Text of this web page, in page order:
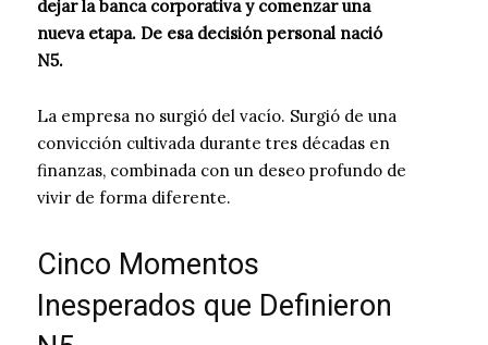
dejar la banca corporativa y comenzar una
nueva etapa. De esa decisión personal nació
N5.
La empresa no surgió del vacío. Surgió de una
convicción cultivada durante tres décadas en
finanzas, combinada con un deseo profundo de
vivir de forma diferente.
Cinco Momentos
Inesperados que Definieron